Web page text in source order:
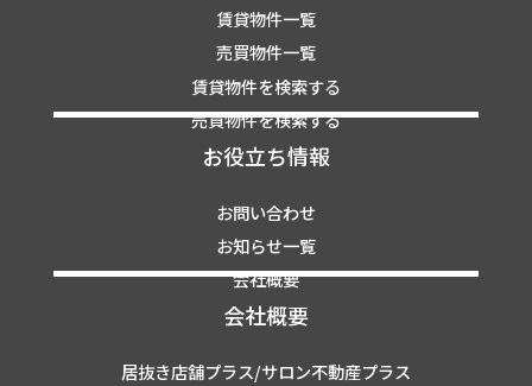
賃貸物件一覧
売買物件一覧
賃貸物件を検索する
売買物件を検索する
お役立ち情報
お問い合わせ
お知らせ一覧
会社概要
会社概要
居抜き店舗プラス/サロン不動産プラス